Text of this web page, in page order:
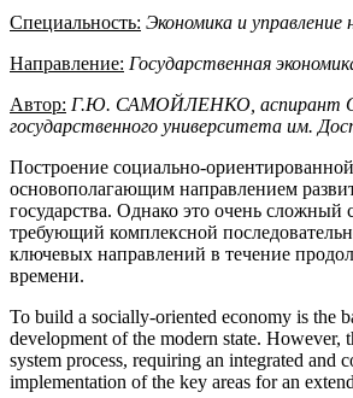
Специальность: Экономика и управление
Направление: Государственная
Автор: Г.Ю. САМОЙЛЕНКО, аспирант
государственного университета им.
Построение социально-
основополагающим направлением
государства. Однако это очень сложный
требующий комплексной
ключевых направлений в течение
времени.
To build a socially-oriented economy is the
development of the modern state. However,
system process, requiring an integrated and
implementation of the key areas for an